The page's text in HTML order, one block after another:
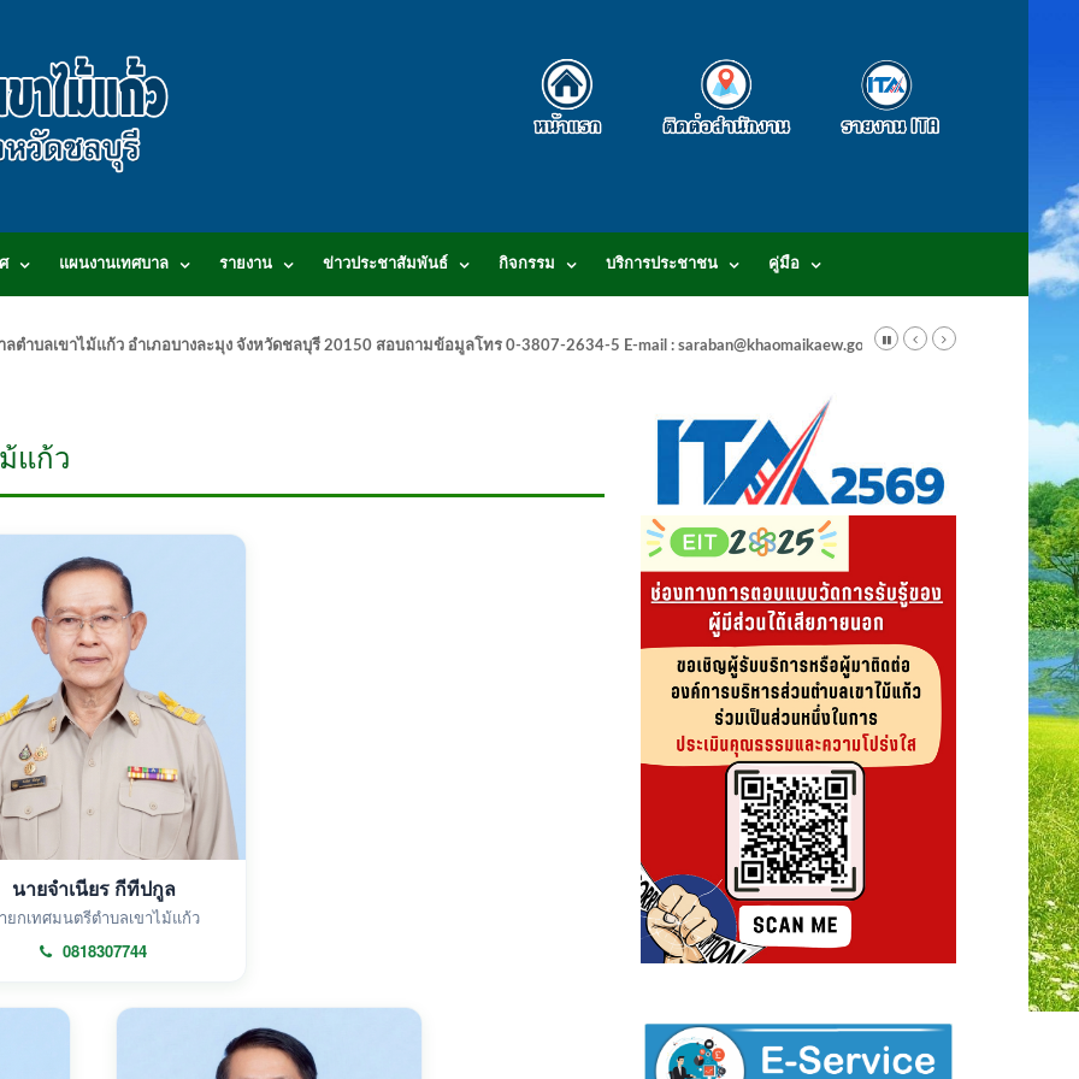
แผนงานเทศบาล รายงาน ข่าวประชาสัมพันธ์ กิจกรรม บริการประชาชน คู่มือ
ตำบลเขาไม้แก้ว อำเภอบางละมุง จังหวัดชลบุรี 20150 สอบถามข้อมูลโทร 0-3807-2634-5 E-mail : saraban@khaomaikaew.go.th
แก้ว
นายจำเนียร กีทีปกูล
ยกเทศมนตรีตำบลเขาไม้แก้ว
0818307744